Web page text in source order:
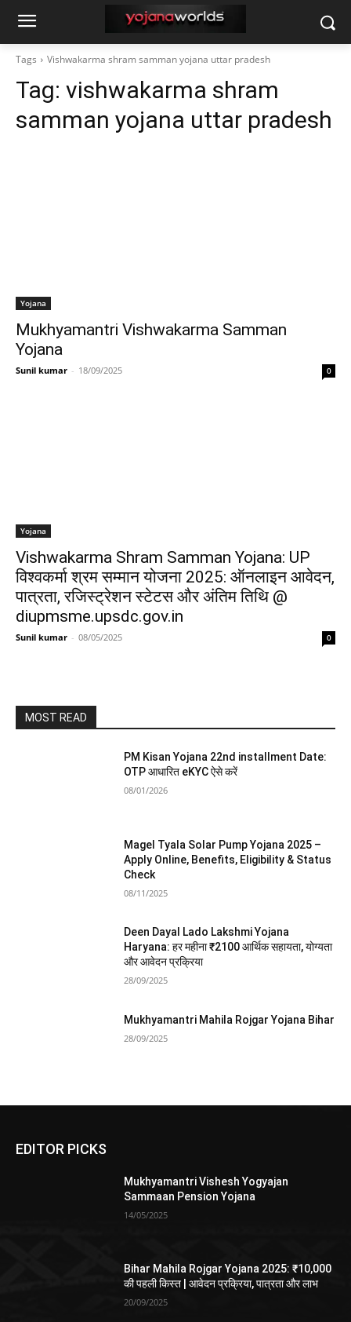
Tags Vishwakarma shram samman yojana uttar pradesh
Tag: vishwakarma shram
samman yojana uttar pradesh
Yojana
Mukhyamantri Vishwakarma Samman
Yojana
Sunil kumar - 18/09/2025 0
Yojana
Vishwakarma Shram Samman Yojana: UP
विश्वकर्मा श्रम सम्मान योजना 2025: ऑनलाइन आवेदन,
पात्रता, रजिस्ट्रेशन स्टेटस और अंतिम तिथि @
diupmsme.upsdc.gov.in
Sunil kumar - 08/05/2025 0
MOST READ
PM Kisan Yojana 22nd installment Date:
OTP आधारित eKYC ऐसे करें
08/01/2026
Magel Tyala Solar Pump Yojana 2025 –
Apply Online, Benefits, Eligibility & Status
Check
08/11/2025
Deen Dayal Lado Lakshmi Yojana
Haryana: हर महीना ₹2100 आर्थिक सहायता, योग्यता
और आवेदन प्रक्रिया
28/09/2025
Mukhyamantri Mahila Rojgar Yojana Bihar
28/09/2025
EDITOR PICKS
Mukhyamantri Vishesh Yogyajan
Sammaan Pension Yojana
14/05/2025
Bihar Mahila Rojgar Yojana 2025: ₹10,000
की पहली किस्त | आवेदन प्रक्रिया, पात्रता और लाभ
20/09/2025